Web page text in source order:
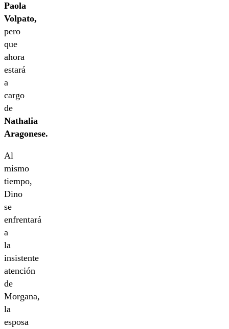
Paola
Volpato,
pero
que
ahora
estará
a
cargo
de
Nathalia
Aragonese.
Al
mismo
tiempo,
Dino
se
enfrentará
a
la
insistente
atención
de
Morgana,
la
esposa